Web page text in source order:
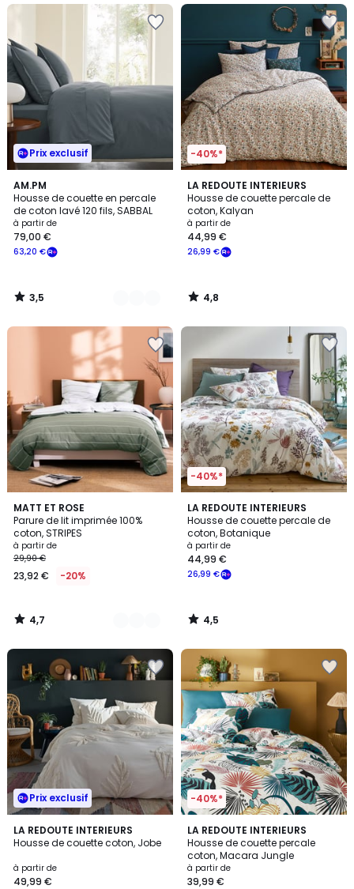
Prix exclusif
AM.PM
Housse de couette en percale
de coton lavé 120 fils, SABBAL
à partir de
63,20 €
79,00 €
3,5
/ 5
10
Couleurs
3,5
/
-40%*
LA REDOUTE INTERIEURS
Housse de couette percale de
coton, Kalyan
à partir de
26,99 €
44,99 €
4,8
/ 5
4,8
/
MATT ET ROSE
Parure de lit imprimée 100%
coton, STRIPES
à partir de
29,90 €
23,92 € -20%
4,7
/ 5
2
Couleurs
4,7
/
-40%*
LA REDOUTE INTERIEURS
Housse de couette percale de
coton, Botanique
à partir de
26,99 €
44,99 €
4,5
/ 5
4,5
/
Prix exclusif
LA REDOUTE INTERIEURS
Housse de couette coton, Jobe
à partir de
49,99 €
4,5
/ 5
-40%*
LA REDOUTE INTERIEURS
Housse de couette percale
coton, Macara Jungle
à partir de
39,99 €
4,5
/ 5